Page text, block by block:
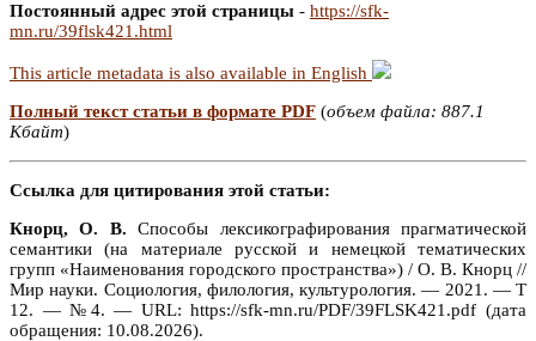
Постоянный адрес этой страницы - https://sfk-
mn.ru/39flsk421.html
This article metadata is also available in English
Полный текст статьи в формате PDF (объем файла: 887.1
Кбайт)
Ссылка для цитирования этой статьи:
Кнорц, О. В. Способы лексикографирования прагматической
семантики (на материале русской и немецкой тематических
групп «Наименования городского пространства») / О. В. Кнорц //
Мир науки. Социология, филология, культурология. — 2021. — Т
12. — №4. — URL: https://sfk-mn.ru/PDF/39FLSK421.pdf (дата
обращения: 10.08.2026).